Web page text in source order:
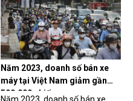
2024
Năm 2023, doanh số bán xe
máy tại Việt Nam giảm gần
500.000 chiếc